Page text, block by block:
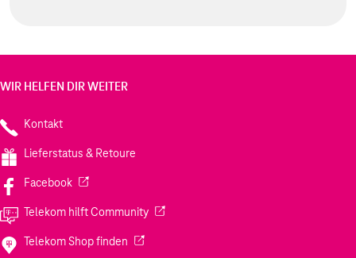
WIR HELFEN DIR WEITER
Kontakt
Lieferstatus & Retoure
Facebook(Wird in einem neuen Tab geöffnet)
Telekom hilft Community(Wird in einem neuen Tab geöffnet)
Telekom Shop finden (Wird in einem neuen Tab geöffnet)